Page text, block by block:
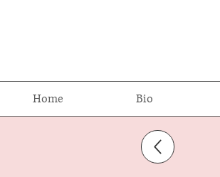
Home Bio